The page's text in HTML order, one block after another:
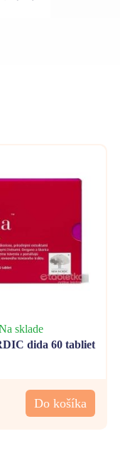
sklade
dida 60 tabliet
Do košíka